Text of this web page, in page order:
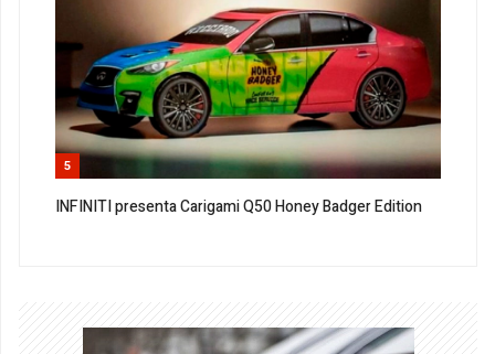
5
INFINITI presenta Carigami Q50 Honey Badger Edition